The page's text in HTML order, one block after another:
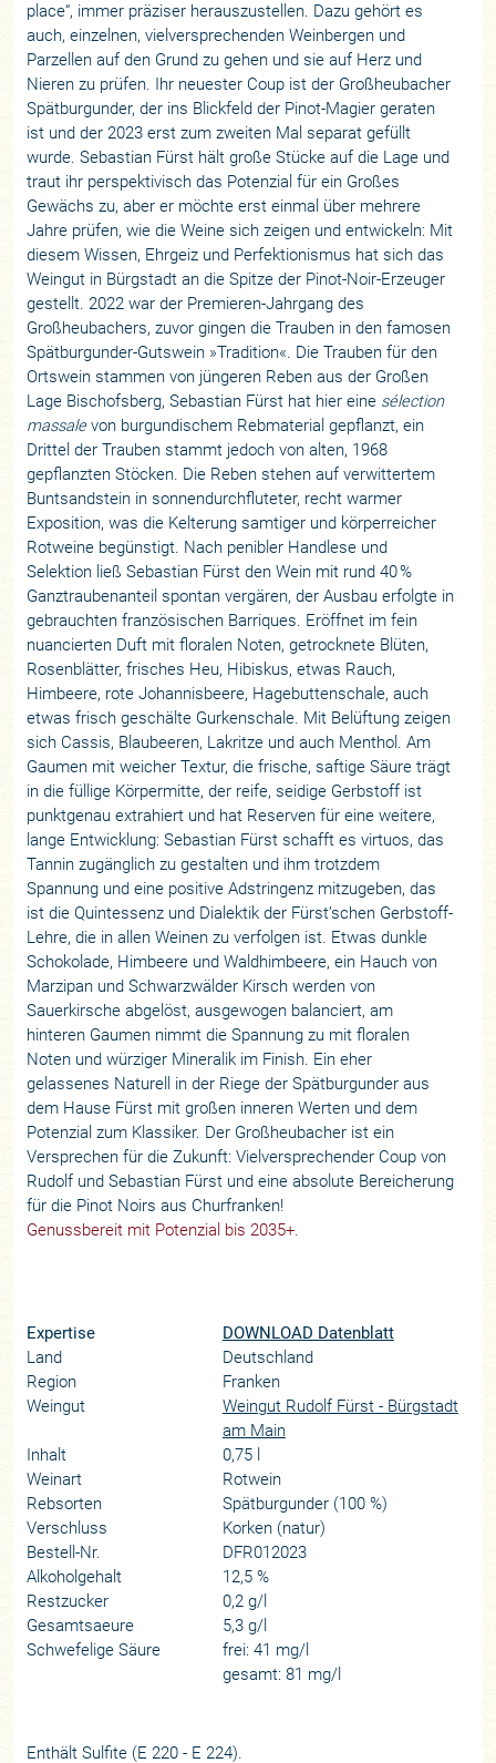
place“, immer präziser herauszustellen. Dazu gehört es
auch, einzelnen, vielversprechenden Weinbergen und
Parzellen auf den Grund zu gehen und sie auf Herz und
Nieren zu prüfen. Ihr neuester Coup ist der Großheubacher
Spätburgunder, der ins Blickfeld der Pinot-Magier geraten
ist und der 2023 erst zum zweiten Mal separat gefüllt
wurde. Sebastian Fürst hält große Stücke auf die Lage und
traut ihr perspektivisch das Potenzial für ein Großes
Gewächs zu, aber er möchte erst einmal über mehrere
Jahre prüfen, wie die Weine sich zeigen und entwickeln: Mit
diesem Wissen, Ehrgeiz und Perfektionismus hat sich das
Weingut in Bürgstadt an die Spitze der Pinot-Noir-Erzeuger
gestellt. 2022 war der Premieren-Jahrgang des
Großheubachers, zuvor gingen die Trauben in den famosen
Spätburgunder-Gutswein »Tradition«. Die Trauben für den
Ortswein stammen von jüngeren Reben aus der Großen
Lage Bischofsberg, Sebastian Fürst hat hier eine sélection
massalevon burgundischem Rebmaterial gepflanzt, ein
Drittel der Trauben stammt jedoch von alten, 1968
gepflanzten Stöcken. Die Reben stehen auf verwittertem
Buntsandstein in sonnendurchfluteter, recht warmer
Exposition, was die Kelterung samtiger und körperreicher
Rotweine begünstigt. Nach penibler Handlese und
Selektion ließ Sebastian Fürst den Wein mit rund 40 %
Ganztraubenanteil spontan vergären, der Ausbau erfolgte in
gebrauchten französischen Barriques. Eröffnet im fein
nuancierten Duft mit floralen Noten, getrocknete Blüten,
Rosenblätter, frisches Heu, Hibiskus, etwas Rauch,
Himbeere, rote Johannisbeere, Hagebuttenschale, auch
etwas frisch geschälte Gurkenschale. Mit Belüftung zeigen
sich Cassis, Blaubeeren, Lakritze und auch Menthol. Am
Gaumen mit weicher Textur, die frische, saftige Säure trägt
in die füllige Körpermitte, der reife, seidige Gerbstoff ist
punktgenau extrahiert und hat Reserven für eine weitere,
lange Entwicklung: Sebastian Fürst schafft es virtuos, das
Tannin zugänglich zu gestalten und ihm trotzdem
Spannung und eine positive Adstringenz mitzugeben, das
ist die Quintessenz und Dialektik der Fürst’schen Gerbstoff-
Lehre, die in allen Weinen zu verfolgen ist. Etwas dunkle
Schokolade, Himbeere und Waldhimbeere, ein Hauch von
Marzipan und Schwarzwälder Kirsch werden von
Sauerkirsche abgelöst, ausgewogen balanciert, am
hinteren Gaumen nimmt die Spannung zu mit floralen
Noten und würziger Mineralik im Finish. Ein eher
gelassenes Naturell in der Riege der Spätburgunder aus
dem Hause Fürst mit großen inneren Werten und dem
Potenzial zum Klassiker. Der Großheubacher ist ein
Versprechen für die Zukunft: Vielversprechender Coup von
Rudolf und Sebastian Fürst und eine absolute Bereicherung
für die Pinot Noirs aus Churfranken!
Genussbereit mit Potenzial bis 2035+.
Expertise
DOWNLOAD Datenblatt
Land
Deutschland
Region
Franken
Weingut
Weingut Rudolf Fürst - Bürgstadt
am Main
Inhalt
0,75 l
Weinart
Rotwein
Rebsorten
Spätburgunder (100 %)
Verschluss
Korken (natur)
Bestell-Nr.
DFR012023
Alkoholgehalt
12,5 %
Restzucker
0,2 g/l
Gesamtsaeure
5,3 g/l
Schwefelige Säure
frei: 41 mg/l
gesamt: 81 mg/l
Enthält Sulfite (E 220 - E 224).